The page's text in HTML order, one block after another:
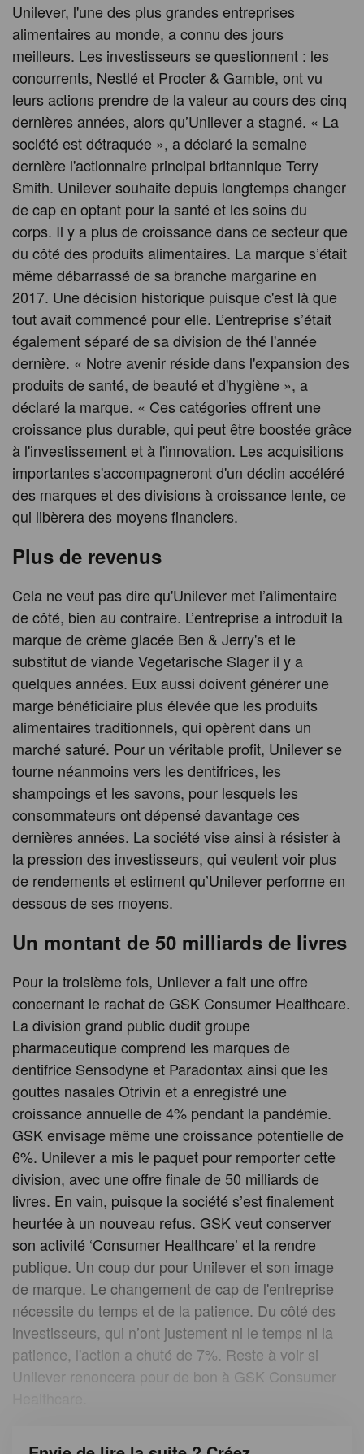
Unilever, l'une des plus grandes entreprises
alimentaires au monde, a connu des jours
meilleurs. Les investisseurs se questionnent : les
concurrents, Nestlé et Procter & Gamble, ont vu
leurs actions prendre de la valeur au cours des cinq
dernières années, alors qu’Unilever a stagné. « La
société est détraquée », a déclaré la semaine
dernière l'actionnaire principal britannique Terry
Smith. Unilever souhaite depuis longtemps changer
de cap en optant pour la santé et les soins du
corps. Il y a plus de croissance dans ce secteur que
du côté des produits alimentaires. La marque s’était
même débarrassé de sa branche margarine en
2017. Une décision historique puisque c'est là que
tout avait commencé pour elle. L’entreprise s’était
également séparé de sa division de thé l'année
dernière. « Notre avenir réside dans l'expansion des
produits de santé, de beauté et d'hygiène », a
déclaré la marque. « Ces catégories offrent une
croissance plus durable, qui peut être boostée grâce
à l'investissement et à l'innovation. Les acquisitions
importantes s'accompagneront d'un déclin accéléré
des marques et des divisions à croissance lente, ce
qui libèrera des moyens financiers.
Plus de revenus
Cela ne veut pas dire qu'Unilever met l’alimentaire
de côté, bien au contraire. L’entreprise a introduit la
marque de crème glacée Ben & Jerry's et le
substitut de viande Vegetarische Slager il y a
quelques années. Eux aussi doivent générer une
marge bénéficiaire plus élevée que les produits
alimentaires traditionnels, qui opèrent dans un
marché saturé. Pour un véritable profit, Unilever se
tourne néanmoins vers les dentifrices, les
shampoings et les savons, pour lesquels les
consommateurs ont dépensé davantage ces
dernières années. La société vise ainsi à résister à
la pression des investisseurs, qui veulent voir plus
de rendements et estiment qu’Unilever performe en
dessous de ses moyens.
Un montant de 50 milliards de livres
Pour la troisième fois, Unilever a fait une offre
concernant le rachat de GSK Consumer Healthcare.
La division grand public dudit groupe
pharmaceutique comprend les marques de
dentifrice Sensodyne et Paradontax ainsi que les
gouttes nasales Otrivin et a enregistré une
croissance annuelle de 4% pendant la pandémie.
GSK envisage même une croissance potentielle de
6%. Unilever a mis le paquet pour remporter cette
division, avec une offre finale de 50 milliards de
livres. En vain, puisque la société s’est finalement
heurtée à un nouveau refus. GSK veut conserver
son activité ‘Consumer Healthcare’ et la rendre
publique. Un coup dur pour Unilever et son image
de marque. Le changement de cap de l'entreprise
nécessite du temps et de la patience. Du côté des
investisseurs, qui n’ont justement ni le temps ni la
patience, l'action a chuté de 7%. Reste à voir si
Unilever renoncera pour de bon à GSK Consumer